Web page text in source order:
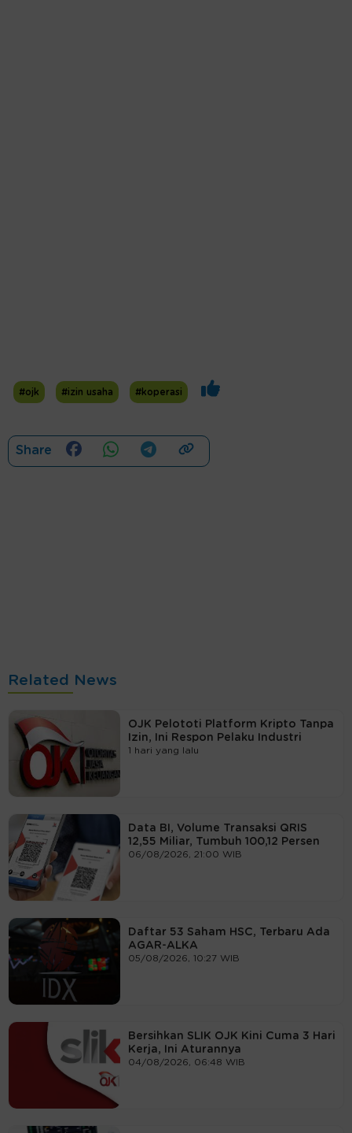
#ojk #izin usaha #koperasi
Share
Related News
OJK Pelototi Platform Kripto Tanpa
Izin, Ini Respon Pelaku Industri
1 hari yang lalu
Data BI, Volume Transaksi QRIS
12,55 Miliar, Tumbuh 100,12 Persen
06/08/2026, 21:00 WIB
Daftar 53 Saham HSC, Terbaru Ada
AGAR-ALKA
05/08/2026, 10:27 WIB
Bersihkan SLIK OJK Kini Cuma 3 Hari
Kerja, Ini Aturannya
04/08/2026, 06:48 WIB